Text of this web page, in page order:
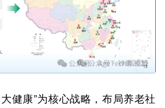
健康”为核心战略，布局养老社